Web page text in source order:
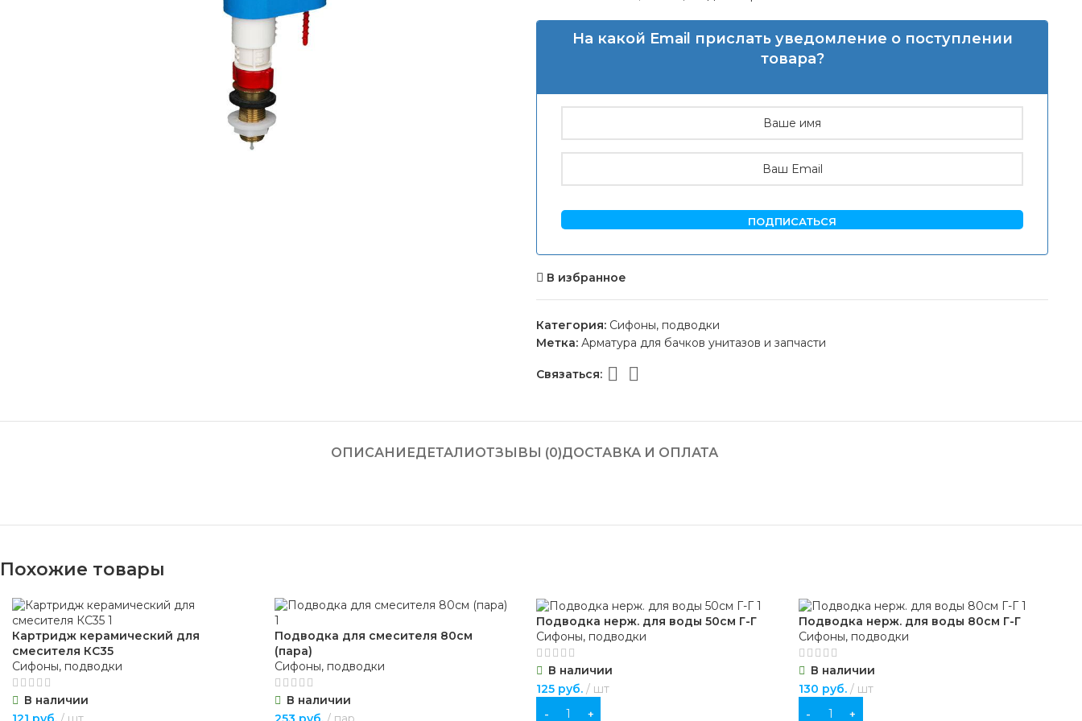
На какой Email прислать уведомление о поступлении
товара?
ПОДПИСАТЬСЯ
В избранное
Категория: Сифоны, подводки
Метка: Арматура для бачков унитазов и запчасти
Связаться:
ОПИСАНИЕДЕТАЛИ ОТЗЫВЫ (0)ДОСТАВКА И ОПЛАТА
Похожие товары
Картридж керамический для
смесителя КС35
Сифоны, подводки
В наличии
Подводка для смесителя 80см
(пара)
Сифоны, подводки
В наличии
Подводка нерж. для воды 50см Г-Г
Сифоны, подводки
В наличии
125 руб. шт
В КОРЗИНУ
Подводка нерж. для воды 80см Г-Г
Сифоны, подводки
В наличии
130 руб. шт
В КОРЗИНУ